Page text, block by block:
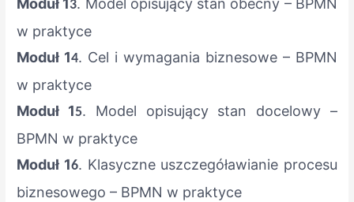
Moduł 13. Model opisujący stan obecny – BPMN
w praktyce
Moduł 14. Cel i wymagania biznesowe – BPMN
w praktyce
Moduł 15. Model opisujący stan docelowy –
BPMN w praktyce
Moduł 16. Klasyczne uszczegóławianie procesu
biznesowego – BPMN w praktyce